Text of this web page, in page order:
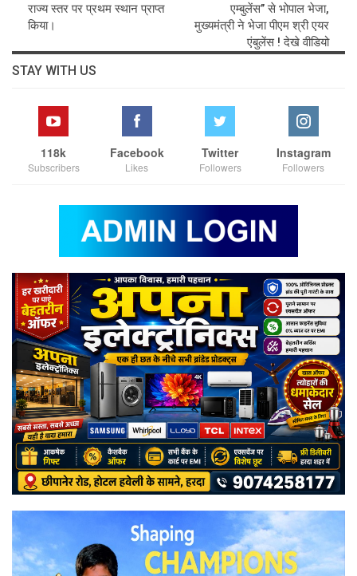
राज्य स्तर पर प्रथम स्थान प्राप्त
किया।
एम्बुलेंस’’ से भोपाल भेजा,
मुख्यमंत्री ने भेजा पीएम श्री एयर
एंबुलेंस ! देखे वीडियो
STAY WITH US
118k
Subscribers
Facebook
Likes
Twitter
Followers
Instagram
Followers